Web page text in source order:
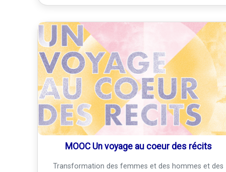
MOOC Un voyage au coeur des récits
Transformation des femmes et des hommes et des